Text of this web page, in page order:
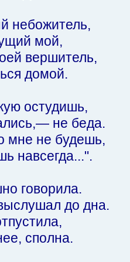
небожитель,
мой,
вершитель,
домой.
остудишь,
не беда.
мне не будешь,
навсегда...".
говорила.
до дна.
сполна.